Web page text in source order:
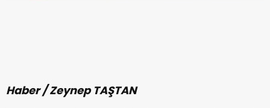
Haber / Zeynep TAŞTAN